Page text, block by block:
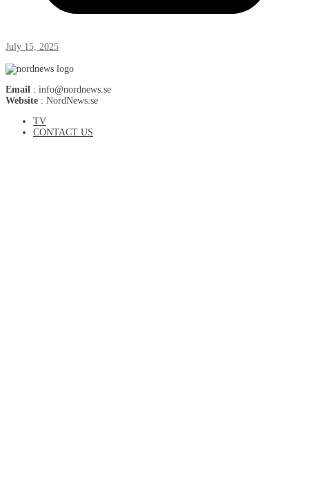
July 15, 2025
Email : info@nordnews.se
Website : NordNews.se
TV
CONTACT US